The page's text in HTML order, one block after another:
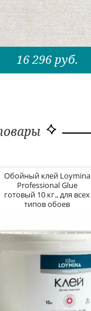
16 296 руб.
Обойный клей Loymina
Professional Glue
готовый 10 кг., для всех
типов обоев